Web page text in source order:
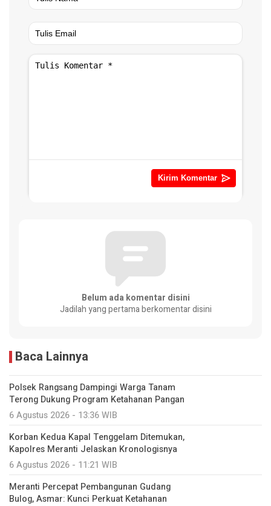
Belum ada komentar disini
Jadilah yang pertama berkomentar disini
Baca Lainnya
Polsek Rangsang Dampingi Warga Tanam
Terong Dukung Program Ketahanan Pangan
6 Agustus 2026 - 13:36 WIB
Korban Kedua Kapal Tenggelam Ditemukan,
Kapolres Meranti Jelaskan Kronologisnya
6 Agustus 2026 - 11:21 WIB
Meranti Percepat Pembangunan Gudang
Bulog, Asmar: Kunci Perkuat Ketahanan